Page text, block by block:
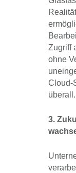
Zugriff
ohne
Cloud-
überall.
3.